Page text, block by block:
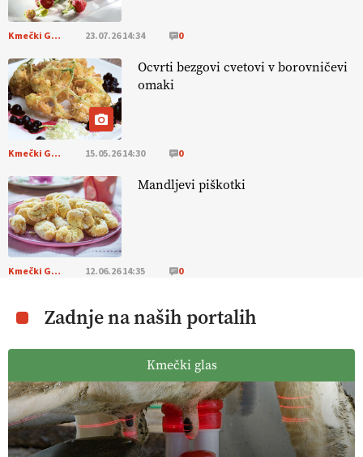
Kmečki Glas 23.07.26 14:34 0
Ocvrti bezgovi cvetovi v borovničevi
omaki
Kmečki Glas 15.05.26 14:30 0
Mandljevi piškotki
Kmečki Glas 12.06.26 14:35 0
Zadnje na naših portalih
Kmečki glas